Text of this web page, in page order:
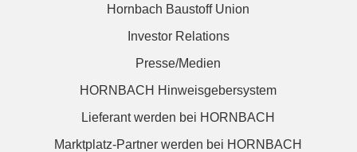
Hornbach Baustoff Union
Investor Relations
Presse/Medien
HORNBACH Hinweisgebersystem
Lieferant werden bei HORNBACH
Marktplatz-Partner werden bei HORNBACH